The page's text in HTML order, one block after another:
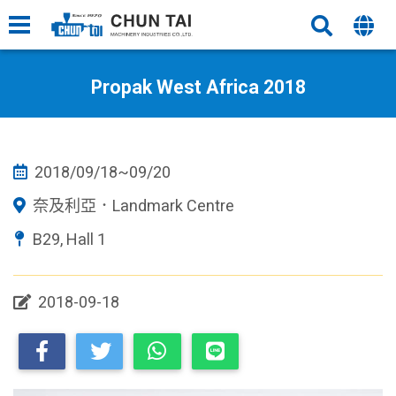
Propak West Africa 2018
2018/09/18~09/20
奈及利亞．Landmark Centre
B29, Hall 1
2018-09-18